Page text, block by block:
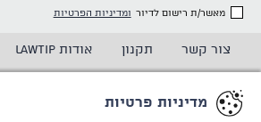
מאשר/ת רישום לדיור ומדיניות הפרטיות
צור קשר תקנון אודות LAWTIP
מדיניות פרטיות